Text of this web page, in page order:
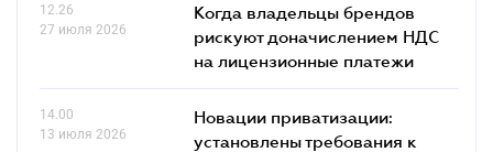
12.26
27 июля 2026
Когда владельцы брендов
рискуют доначислением НДС
на лицензионные платежи
14.00
13 июля 2026
Новации приватизации:
установлены требования к